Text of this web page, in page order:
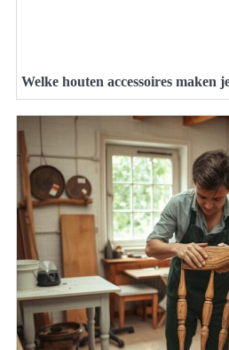
Welke houten accessoires maken